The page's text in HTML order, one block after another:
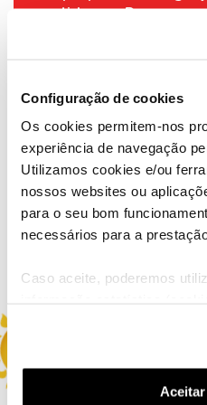
Configuração de cookies
Os cookies permitem-nos
experiência de navegação
Utilizamos cookies e/ou
nossos websites ou
para o seu bom
necessários para a
Caso aceite, poderemos
funcionalidades (cookies de
funcionalidade) e adaptar
(cookies de publicidade
partidas ao Pocoyo e
tentam apanhar. A
os pais do caranguejo
de praia mesmo
Próximas emissões
A seguir:
Ver